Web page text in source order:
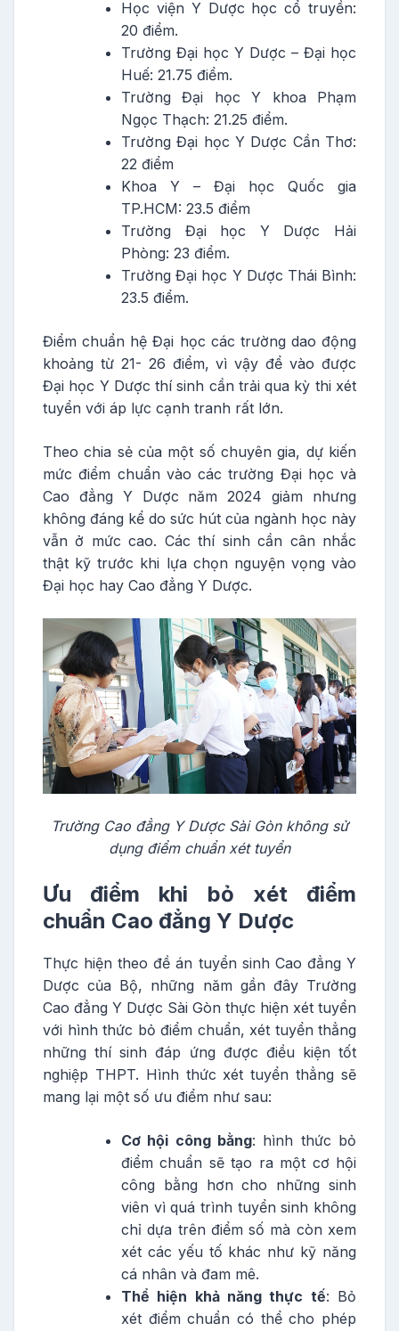
Học viện Y Dược học cổ truyền:
20 điểm.
Trường Đại học Y Dược – Đại học
Huế: 21.75 điểm.
Trường Đại học Y khoa Phạm
Ngọc Thạch: 21.25 điểm.
Trường Đại học Y Dược Cần Thơ:
22 điểm
Khoa Y – Đại học Quốc gia
TP.HCM: 23.5 điểm
Trường Đại học Y Dược Hải
Phòng: 23 điểm.
Trường Đại học Y Dược Thái Bình:
23.5 điểm.
Điểm chuẩn hệ Đại học các trường dao động
khoảng từ 21- 26 điểm, vì vậy để vào được
Đại học Y Dược thí sinh cần trải qua kỳ thi xét
tuyển với áp lực cạnh tranh rất lớn.
Theo chia sẻ của một số chuyên gia, dự kiến
mức điểm chuẩn vào các trường Đại học và
Cao đẳng Y Dược năm 2024 giảm nhưng
không đáng kể do sức hút của ngành học này
vẫn ở mức cao. Các thí sinh cần cân nhắc
thật kỹ trước khi lựa chọn nguyện vọng vào
Đại học hay Cao đẳng Y Dược.
Trường Cao đẳng Y Dược Sài Gòn không sử
dụng điểm chuẩn xét tuyển
Ưu điểm khi bỏ xét điểm
chuẩn Cao đẳng Y Dược
Thực hiện theo đề án tuyển sinh Cao đẳng Y
Dược của Bộ, những năm gần đây Trường
Cao đẳng Y Dược Sài Gòn thực hiện xét tuyển
với hình thức bỏ điểm chuẩn, xét tuyển thẳng
những thí sinh đáp ứng được điều kiện tốt
nghiệp THPT. Hình thức xét tuyển thẳng sẽ
mang lại một số ưu điểm như sau:
Cơ hội công bằng: hình thức bỏ
điểm chuẩn sẽ tạo ra một cơ hội
công bằng hơn cho những sinh
viên vì quá trình tuyển sinh không
chỉ dựa trên điểm số mà còn xem
xét các yếu tố khác như kỹ năng
cá nhân và đam mê.
Thể hiện khả năng thực tế: Bỏ
xét điểm chuẩn có thể cho phép